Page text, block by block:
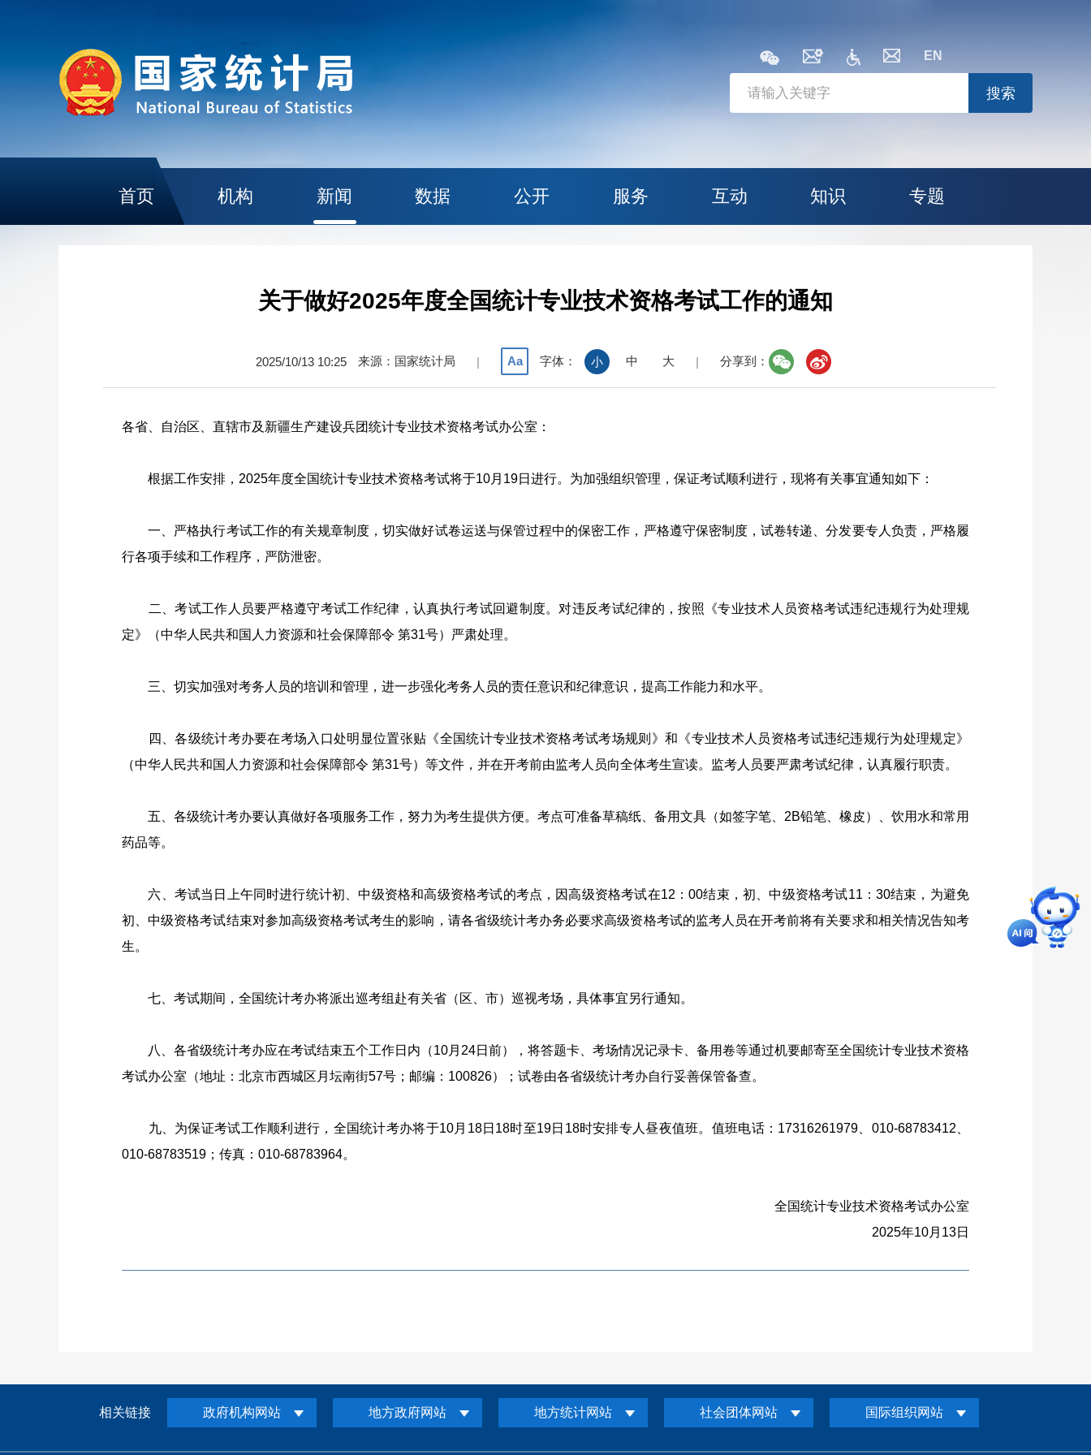
EN
搜索
首页 机构 新闻 数据 公开 服务 互动 知识 专题
关于做好2025年度全国统计专业技术资格考试工作的通知
2025/10/13 10:25 来源：国家统计局 | Aa 字体： 小 中 大 | 分享到：
各省、自治区、直辖市及新疆生产建设兵团统计专业技术资格考试办公室：
根据工作安排， 2025年度全国统计专业技术资格考试将于10月 19日进行。为加强组织管理，保证考试顺利进行，现将有关事宜通知如下：
一、严格执行考试工作的有关规章制度，切实做好试卷运送与保管过程中的保密工作，严格遵守保密制度，试卷转递、分发要专人负责，严格履
行各项手续和工作程序，严防泄密。
二、考试工作人员要严格遵守考试工作纪律，认真执行考试回避制度。对违反考试纪律的，按照《专业技术人员资格考试违纪违规行为处理规
定》（中华人民共和国人力资源和社会保障部令 第31号）严肃处理。
三、切实加强对考务人员的培训和管理，进一步强化考务人员的责任意识和纪律意识，提高工作能力和水平。
四、各级统计考办要在考场入口处明显位置张贴《全国统计专业技术资格考试考场规则》和《专业技术人员资格考试违纪违规行为处理规定》
（中华人民共和国人力资源和社会保障部令 第31号）等文件，并在开考前由监考人员向全体考生宣读。监考人员要严肃考试纪律，认真履行职责。
五、各级统计考办要认真做好各项服务工作，努力为考生提供方便。考点可准备草稿纸、备用文具（如签字笔、 2B铅笔、橡皮）、饮用水和常用
药品等。
六、考试当日上午同时进行统计初、中级资格和高级资格考试的考点，因高级资格考试在12 ：00结束，初、中级资格考试11 ： 30结束，为避免
初、中级资格考试结束对参加高级资格考试考生的影响，请各省级统计考办务必要求高级资格考试的监考人员在开考前将有关要求和相关情况告知考
生。
七、考试期间，全国统计考办将派出巡考组赴有关省（区、市）巡视考场，具体事宜另行通知。
八、各省级统计考办应在考试结束五个工作日内（10月 24日前），将答题卡、考场情况记录卡、备用卷等通过机要邮寄至全国统计专业技术资格
考试办公室（地址：北京市西城区月坛南街57号；邮编： 100826）；试卷由各省级统计考办自行妥善保管备查。
九、为保证考试工作顺利进行，全国统计考办将于10月 18日 18时至19日 18时安排专人昼夜值班。值班电话： 17316261979 010-68783412
010-68783519 ；传真： 010-68783964。
全国统计专业技术资格考试办公室
2025年10月 13日
相关链接 政府机构网站 地方政府网站 地方统计网站 社会团体网站 国际组织网站